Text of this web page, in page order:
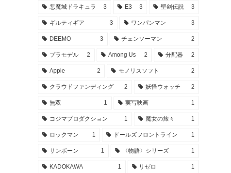
悪魔城ドラキュラ 3 E3 3 聖剣伝説 3
ギルティギア 3 ワンパンマン 3
DEEMO 3 チェンソーマン 2
プラモデル 2 Among Us 2 分配器 2
Apple 2 モノリスソフト 2
クラウドファンディング 2 妖怪ウォッチ 2
無双 1 実写映画 1
コジマプロダクション 1 魔女の旅々 1
ロックマン 1 ドールズフロントライン 1
サンボーン 1 〈物語〉シリーズ 1
KADOKAWA 1 リゼロ 1